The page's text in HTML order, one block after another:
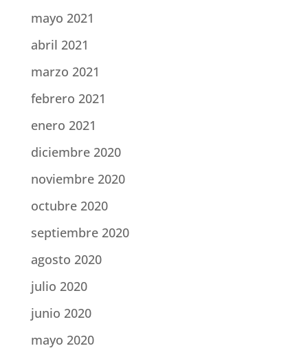
mayo 2021
abril 2021
marzo 2021
febrero 2021
enero 2021
diciembre 2020
noviembre 2020
octubre 2020
septiembre 2020
agosto 2020
julio 2020
junio 2020
mayo 2020